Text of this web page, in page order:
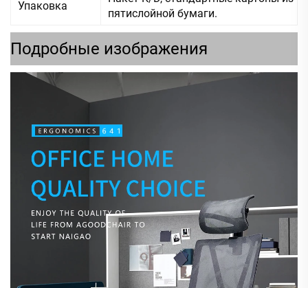
Упаковка
пятислойной бумаги.
Подробные изображения